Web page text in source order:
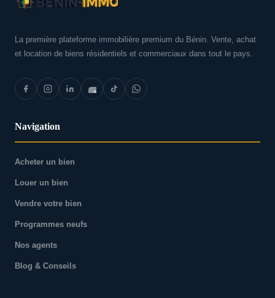
La première plateforme immobilière premium du Bénin. Vente, achat
et location de biens résidentiels et commerciaux dans tout le pays.
Navigation
Acheter un bien
Louer un bien
Vendre votre bien
Programmes neufs
Nos agents
Blog & Conseils